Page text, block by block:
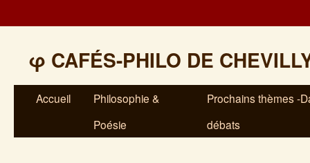
φ CAFÉS-PHILO DE
Accueil
Philosophie &
Poésie
Prochains thèmes -
débats